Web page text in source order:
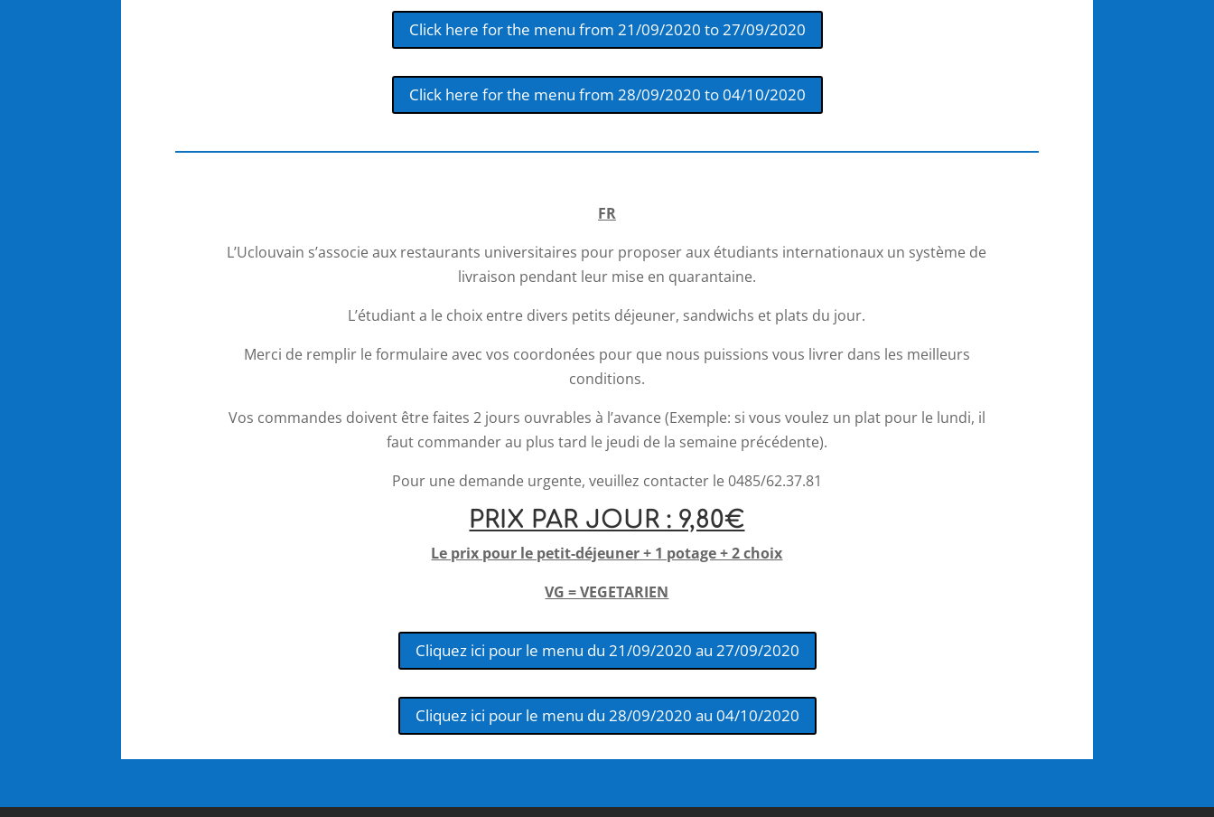
Click here for the menu from 21/09/2020 to 27/09/2020
Click here for the menu from 28/09/2020 to 04/10/2020
FR
L’Uclouvain s’associe aux restaurants universitaires pour proposer aux étudiants internationaux un système de
livraison pendant leur mise en quarantaine.
L’étudiant a le choix entre divers petits déjeuner, sandwichs et plats du jour.
Merci de remplir le formulaire avec vos coordonées pour que nous puissions vous livrer dans les meilleurs
conditions.
Vos commandes doivent être faites 2 jours ouvrables à l’avance (Exemple: si vous voulez un plat pour le lundi, il
faut commander au plus tard le jeudi de la semaine précédente).
Pour une demande urgente, veuillez contacter le 0485/62.37.81
PRIX PAR JOUR : 9,80€
Le prix pour le petit-déjeuner + 1 potage + 2 choix
VG = VEGETARIEN
Cliquez ici pour le menu du 21/09/2020 au 27/09/2020
Cliquez ici pour le menu du 28/09/2020 au 04/10/2020